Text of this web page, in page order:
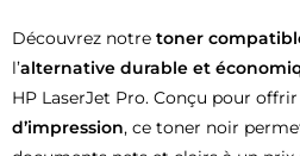
Découvrez notre toner
l’alternative durable et
HP LaserJet Pro. Conçu pour
d’impression, ce toner noir